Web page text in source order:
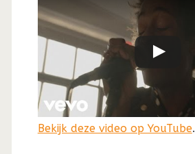
Bekijk deze video op YouTube.